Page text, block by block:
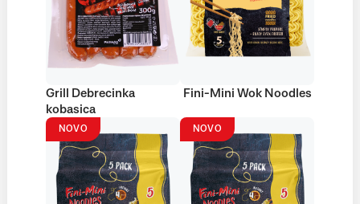
Grill Debrecinka
kobasica
Fini-Mini Wok Noodles
NOVO NOVO